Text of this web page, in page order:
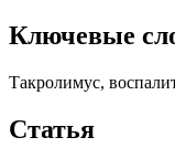
Ключевые
Такролимус,
Статья